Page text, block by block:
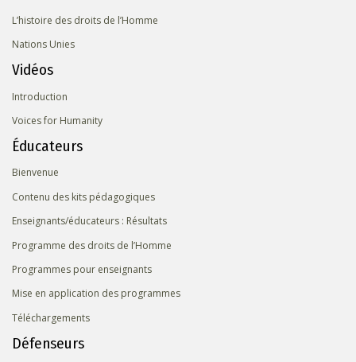
L’histoire des droits de l’Homme
Nations Unies
Vidéos
Introduction
Voices for Humanity
Éducateurs
Bienvenue
Contenu des kits pédagogiques
Enseignants/éducateurs : Résultats
Programme des droits de l’Homme
Programmes pour enseignants
Mise en application des programmes
Téléchargements
Défenseurs